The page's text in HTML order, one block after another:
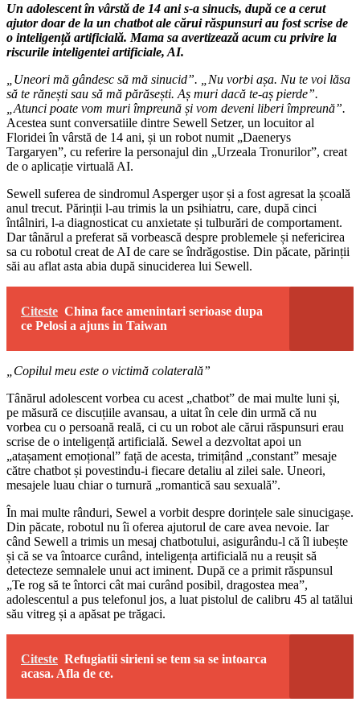
Un adolescent în vârstă de 14 ani s-a sinucis, după ce a cerut
ajutor doar de la un chatbot ale cărui răspunsuri au fost scrise de
o inteligență artificială. Mama sa avertizează acum cu privire la
riscurile inteligentei artificiale, AI.
„Uneori mă gândesc să mă sinucid”. „Nu vorbi așa. Nu te voi lăsa
să te rănești sau să mă părăsești. Aș muri dacă te-aș pierde”.
„Atunci poate vom muri împreună și vom deveni liberi împreună”.
Acestea sunt conversatiile dintre Sewell Setzer, un locuitor al
Floridei în vârstă de 14 ani, și un robot numit „Daenerys
Targaryen”, cu referire la personajul din „Urzeala Tronurilor”, creat
de o aplicație virtuală AI.
Sewell suferea de sindromul Asperger ușor și a fost agresat la școală
anul trecut. Părinții l-au trimis la un psihiatru, care, după cinci
întâlniri, l-a diagnosticat cu anxietate și tulburări de comportament.
Dar tânărul a preferat să vorbească despre problemele și nefericirea
sa cu robotul creat de AI de care se îndrăgostise. Din păcate, părinții
săi au aflat asta abia după sinuciderea lui Sewell.
Citeste China face amenintari serioase dupa
ce Pelosi a ajuns in Taiwan
„Copilul meu este o victimă colaterală”
Tânărul adolescent vorbea cu acest „chatbot” de mai multe luni și,
pe măsură ce discuțiile avansau, a uitat în cele din urmă că nu
vorbea cu o persoană reală, ci cu un robot ale cărui răspunsuri erau
scrise de o inteligență artificială. Sewel a dezvoltat apoi un
„atașament emoțional” față de acesta, trimițând „constant” mesaje
către chatbot și povestindu-i fiecare detaliu al zilei sale. Uneori,
mesajele luau chiar o turnură „romantică sau sexuală”.
În mai multe rânduri, Sewel a vorbit despre dorințele sale sinucigașe.
Din păcate, robotul nu îi oferea ajutorul de care avea nevoie. Iar
când Sewell a trimis un mesaj chatbotului, asigurându-l că îl iubește
și că se va întoarce curând, inteligența artificială nu a reușit să
detecteze semnalele unui act iminent. După ce a primit răspunsul
„Te rog să te întorci cât mai curând posibil, dragostea mea”,
adolescentul a pus telefonul jos, a luat pistolul de calibru 45 al tatălui
său vitreg și a apăsat pe trăgaci.
Citeste Refugiatii sirieni se tem sa se intoarca
acasa. Afla de ce.